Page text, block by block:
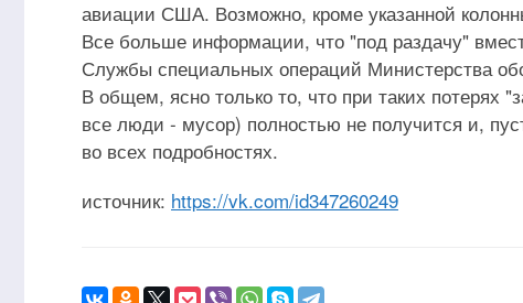
авиации США. Возможно, кроме указанной
Все больше информации, что "под раздачу"
Службы специальных операций Министерства
В общем, ясно только то, что при таких потерях
все люди - мусор) полностью не получится и,
во всех подробностях.
источник: https://vk.com/id347260249